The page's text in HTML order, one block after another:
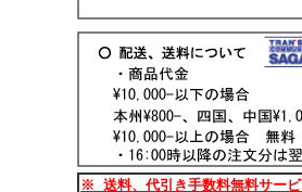
※ 送料、代引き手数料無料サー